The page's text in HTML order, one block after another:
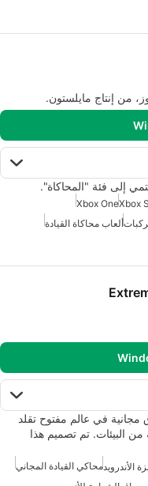
من إنتاج مايلستون.
Xbox
Xbox One
ألعاب محاكاة القيادة
مجانية في عالم مفتوح تقلد
البيئات. تم تصميم هذا
الأندرويدمحاكي القيادة المجاني